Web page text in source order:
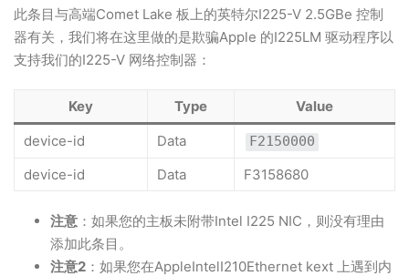
此条目与高端Comet Lake 板上的英特尔I225-V 2.5GBe 控制
器有关，我们将在这里做的是欺骗Apple 的I225LM 驱动程序以
支持我们的I225-V 网络控制器：
Key Type
Value
device-id
Data F2150000
device-id Data F3158680
注意 ：如果您的主板未附带Intel I225 NIC，则没有理由
添加此条目。
注意2 ：如果您在AppleIntelI210Ethernet kext 上遇到内